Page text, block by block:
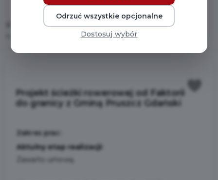
Inwestycje
Projekt ścieżki rowerowej od Faktorii do granicy z Gminą Pruszcz Gdański
Projekt ścieżki rowerowej od Faktorii
do granicy z Gminą Pruszcz Gdański
Zakres prac:
Aktulny etap realizacji:
Zawarto umowę.
Odrzuć wszystkie opcjonalne
Dostosuj wybór